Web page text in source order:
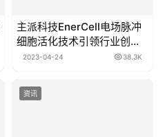
主派科技EnerCell电场脉冲
细胞活化技术引领行业创
新，多领域应用展现无限潜
2023-04-24 38.3K
资讯